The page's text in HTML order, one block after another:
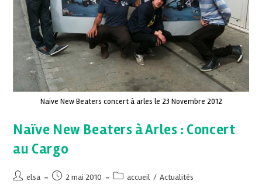
Naive New Beaters concert à arles le 23 Novembre 2012
Naïve New Beaters à Arles : Concert
au Cargo
elsa 2 mai 2010 accueil / Actualités